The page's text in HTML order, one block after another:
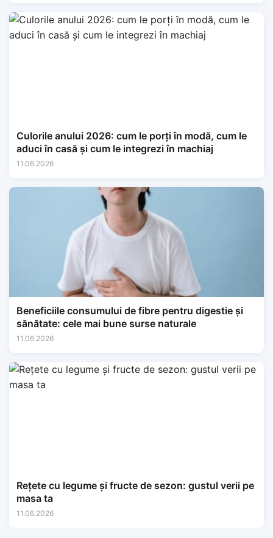
Culorile anului 2026: cum le porți în modă, cum le
aduci în casă și cum le integrezi în machiaj
11.06.2026
Beneficiile consumului de fibre pentru digestie și
sănătate: cele mai bune surse naturale
11.06.2026
Rețete cu legume și fructe de sezon: gustul verii pe
masa ta
11.06.2026